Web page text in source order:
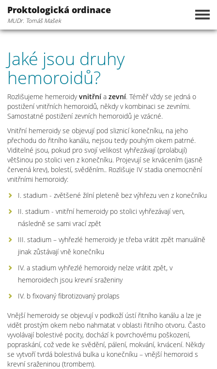
Proktologická ordinace
MUDr. Tomáš Mašek
Jaké jsou druhy
hemoroidů?
Rozlišujeme hemeroidyvnitřnía zevní. Téměř vždy se jedná o
postižení vnitřních hemoroidů, někdy v kombinaci se zevními.
Samostatné postižení zevních hemoroidů je vzácné.
Vnitřní hemeroidy se objevují pod sliznicí konečníku, na jeho
přechodu do řitního kanálu, nejsou tedy pouhým okem patrné.
Viditelné jsou, pokud pro svojí velikost vyhřezávají (prolabují)
většinou po stolici ven z konečníku. Projevují se krvácením (jasně
červená krev), bolestí, svěděním.. Rozlišuje IV stadia onemocnění
vnitřními hemoroidy:
I. stadium - zvětšené žilní pleteně bez výhřezu ven z konečníku
II. stadium - vnitřní hemeroidy po stolici vyhřezávají ven,
následně se sami vrací zpět
III. stadium – vyhřezlé hemeroidy je třeba vrátit zpět manuálně
jinak zůstávají vně konečníku
IV. a stadium vyhřezlé hemoroidy nelze vrátit zpět, v
hemoroidech jsou krevní sraženiny
IV. b fixovaný fibrotizovaný prolaps
Vnější hemeroidy se objevují v podkoží ústí řitního kanálu a lze je
vidět prostým okem nebo nahmatat v oblasti řitního otvoru. Často
vyvolávají bolestivé pocity, dochází k povrchovému poškození,
popraskání, což vede ke svědění, pálení, mokvání, krvácení. Někdy
se vytvoří tvrdá bolestivá bulka u konečníku – vnější hemoroid s
krevní sraženinou (trombem).